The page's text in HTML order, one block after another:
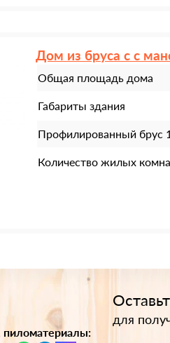
Дом из бруса с с
Общая площадь дома
Габариты здания
Профилированный брус
Количество жилых
пиломатериалы:
для